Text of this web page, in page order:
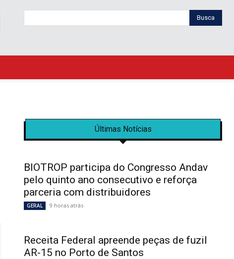
Busca
Últimas Notícias
BIOTROP participa do Congresso Andav
pelo quinto ano consecutivo e reforça
parceria com distribuidores
GERAL 9 horas atrás
Receita Federal apreende peças de fuzil
AR-15 no Porto de Santos